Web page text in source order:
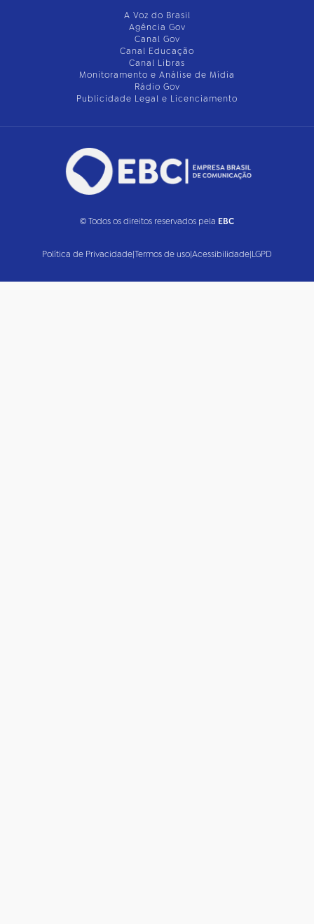
A Voz do Brasil
Agência Gov
Canal Gov
Canal Educação
Canal Libras
Monitoramento e Análise de Mídia
Rádio Gov
Publicidade Legal e Licenciamento
© Todos os direitos reservados pela EBC
Política de Privacidade|Termos de uso|Acessibilidade|LGPD